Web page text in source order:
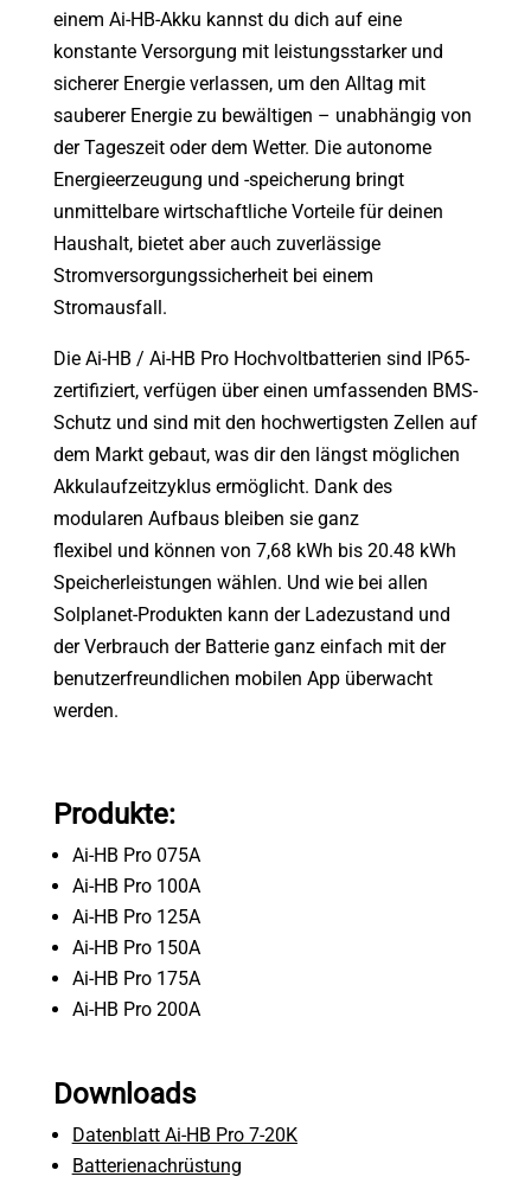
einem Ai-HB-Akku kannst du dich auf eine
konstante Versorgung mit leistungsstarker und
sicherer Energie verlassen, um den Alltag mit
sauberer Energie zu bewältigen – unabhängig von
der Tageszeit oder dem Wetter. Die autonome
Energieerzeugung und -speicherung bringt
unmittelbare wirtschaftliche Vorteile für deinen
Haushalt, bietet aber auch zuverlässige
Stromversorgungssicherheit bei einem
Stromausfall.
Die Ai-HB / Ai-HB Pro Hochvoltbatterien sind IP65-
zertifiziert, verfügen über einen umfassenden BMS-
Schutz und sind mit den hochwertigsten Zellen auf
dem Markt gebaut, was dir den längst möglichen
Akkulaufzeitzyklus ermöglicht. Dank des
modularen Aufbaus bleiben sie ganz
flexibel und können von 7,68 kWh bis 20.48 kWh
Speicherleistungen wählen. Und wie bei allen
Solplanet-Produkten kann der Ladezustand und
der Verbrauch der Batterie ganz einfach mit der
benutzerfreundlichen mobilen App überwacht
werden.
Produkte:
Ai-HB Pro 075A
Ai-HB Pro 100A
Ai-HB Pro 125A
Ai-HB Pro 150A
Ai-HB Pro 175A
Ai-HB Pro 200A
Downloads
Datenblatt Ai-HB Pro 7-20K
Batterienachrüstung